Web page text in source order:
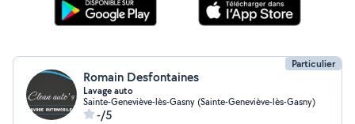
Particulier
Romain Desfontaines
Lavage auto
Sainte-Geneviève-lès-Gasny (Sainte-Geneviève-lès-Gasny)
-/5